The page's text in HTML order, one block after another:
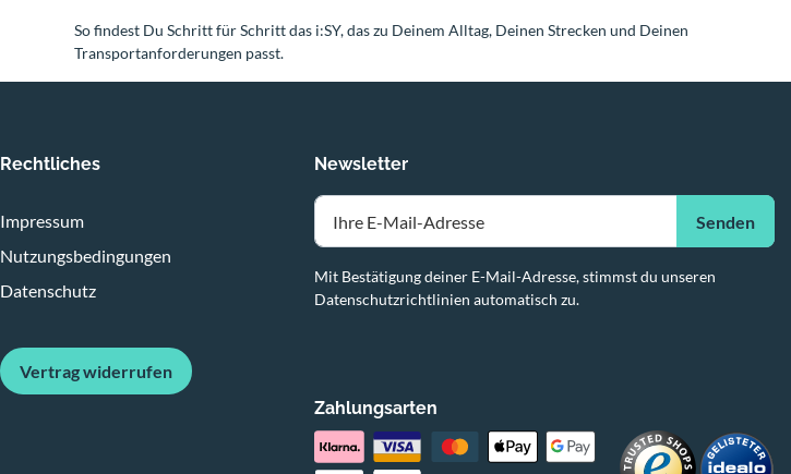
So findest Du Schritt für Schritt das i:SY, das zu Deinem Alltag, Deinen Strecken und Deinen
Transportanforderungen passt.
Rechtliches
Impressum
Nutzungsbedingungen
Datenschutz
Vertrag widerrufen
Newsletter
Senden
Mit Bestätigung deiner E-Mail-Adresse, stimmst du unseren
Datenschutzrichtlinien automatisch zu.
Zahlungsarten